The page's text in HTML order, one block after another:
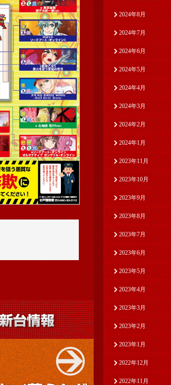
2024年8月
2024年7月
2024年6月
2024年5月
2024年4月
2024年3月
2024年2月
2024年1月
2023年11月
2023年10月
2023年9月
2023年8月
2023年7月
2023年6月
2023年5月
2023年4月
2023年3月
2023年2月
2023年1月
2022年12月
2022年11月